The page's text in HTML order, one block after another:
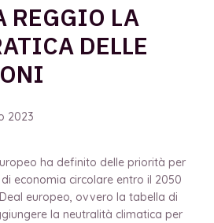
REGGIO LA
DELLE
2023
ha definito delle priorità per
economia circolare entro il 2050
europeo, ovvero la tabella di
la neutralità climatica per